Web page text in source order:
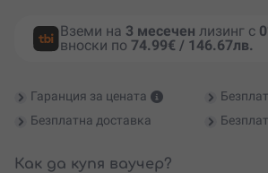
Вземи на 3 месечен лизинг с
вноски по 74.99€ / 146.67лв.
Гаранция за цената
Безплатна доставка
Как да купя ваучер?